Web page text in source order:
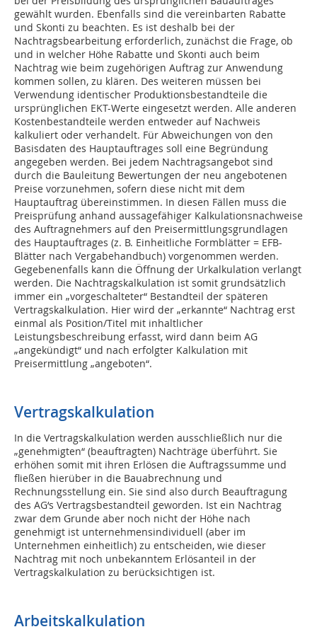
gewählt wurden. Ebenfalls sind die vereinbarten Rabatte
und Skonti zu beachten. Es ist deshalb bei der
Nachtragsbearbeitung erforderlich, zunächst die Frage, ob
und in welcher Höhe Rabatte und Skonti auch beim
Nachtrag wie beim zugehörigen Auftrag zur Anwendung
kommen sollen, zu klären. Des weiteren müssen bei
Verwendung identischer Produktionsbestandteile die
ursprünglichen EKT-Werte eingesetzt werden. Alle anderen
Kostenbestandteile werden entweder auf Nachweis
kalkuliert oder verhandelt. Für Abweichungen von den
Basisdaten des Hauptauftrages soll eine Begründung
angegeben werden. Bei jedem Nachtragsangebot sind
durch die Bauleitung Bewertungen der neu angebotenen
Preise vorzunehmen, sofern diese nicht mit dem
Hauptauftrag übereinstimmen. In diesen Fällen muss die
Preisprüfung anhand aussagefähiger Kalkulationsnachweise
des Auftragnehmers auf den Preisermittlungsgrundlagen
des Hauptauftrages (z. B. Einheitliche Formblätter = EFB-
Blätter nach Vergabehandbuch) vorgenommen werden.
Gegebenenfalls kann die Öffnung der Urkalkulation verlangt
werden. Die Nachtragskalkulation ist somit grundsätzlich
immer ein „vorgeschalteter“ Bestandteil der späteren
Vertragskalkulation. Hier wird der „erkannte“ Nachtrag erst
einmal als Position/Titel mit inhaltlicher
Leistungsbeschreibung erfasst, wird dann beim AG
„angekündigt“ und nach erfolgter Kalkulation mit
Preisermittlung „angeboten“.
Vertragskalkulation
In die Vertragskalkulation werden ausschließlich nur die
„genehmigten“ (beauftragten) Nachträge überführt. Sie
erhöhen somit mit ihren Erlösen die Auftragssumme und
fließen hierüber in die Bauabrechnung und
Rechnungsstellung ein. Sie sind also durch Beauftragung
des AG‘s Vertragsbestandteil geworden. Ist ein Nachtrag
zwar dem Grunde aber noch nicht der Höhe nach
genehmigt ist unternehmensindividuell (aber im
Unternehmen einheitlich) zu entscheiden, wie dieser
Nachtrag mit noch unbekanntem Erlösanteil in der
Vertragskalkulation zu berücksichtigen ist.
Arbeitskalkulation